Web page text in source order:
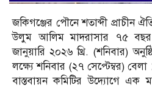
জকিগঞ্জের পৌনে শতাব্দী প্রাচীন
উলুম আলিম মাদরাসার ৭৫ বছর
জানুয়ারি ২০২৬ খ্রি. (শনিবার)
লক্ষ্যে শনিবার (২৭ সেপ্টেম্বর)
বাস্তবায়ন কমিটির উদ্যোগে এক